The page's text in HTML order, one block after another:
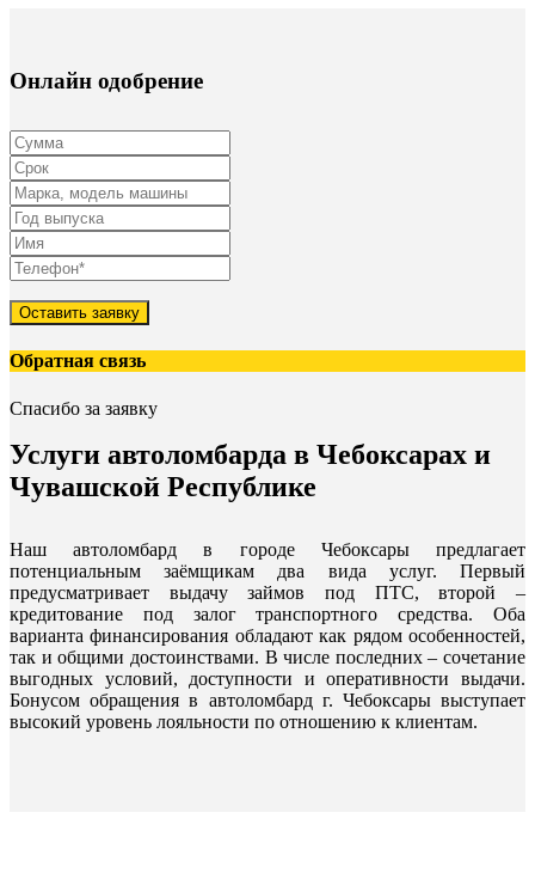
Онлайн одобрение
Оставить заявку
Обратная связь
Спасибо за заявку
Услуги автоломбарда в Чебоксарах и
Чувашской Республике
Наш автоломбард в городе Чебоксары предлагает
потенциальным заёмщикам два вида услуг. Первый
предусматривает выдачу займов под ПТС, второй –
кредитование под залог транспортного средства. Оба
варианта финансирования обладают как рядом особенностей,
так и общими достоинствами. В числе последних – сочетание
выгодных условий, доступности и оперативности выдачи.
Бонусом обращения в автоломбард г. Чебоксары выступает
высокий уровень лояльности по отношению к клиентам.